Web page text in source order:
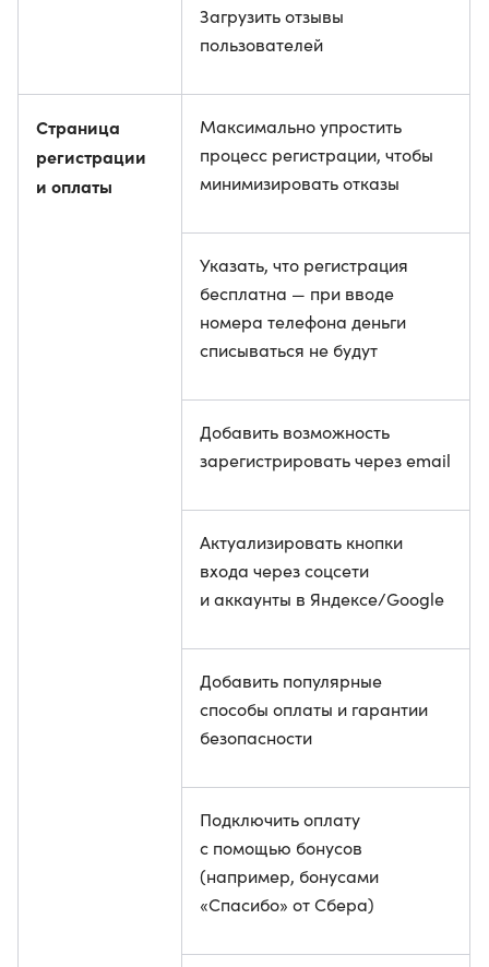
Загрузить отзывы
пользователей
Страница
регистрации
и оплаты
Максимально упростить
процесс регистрации, чтобы
минимизировать отказы
Указать, что регистрация
бесплатна — при вводе
номера телефона деньги
списываться не будут
Добавить возможность
зарегистрировать через email
Актуализировать кнопки
входа через соцсети
и аккаунты в Яндексе/Google
Добавить популярные
способы оплаты и гарантии
безопасности
Подключить оплату
с помощью бонусов
(например, бонусами
«Спасибо» от Сбера)